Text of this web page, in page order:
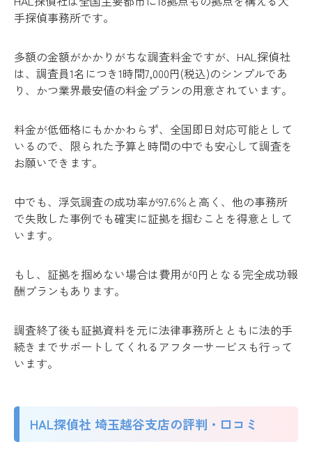
手探偵事務所です。
多額の金額がかかりがちな調査料金ですが、HAL探偵社
は、調査員1名につき1時間7,000円(税込)のシンプルであ
り、かつ業界最安値の料金プランの用意されています。
料金が低価格にもかかわらず、全国即日対応可能として
いるので、限られた予算と時間の中でも安心して調査を
お願いできます。
中でも、浮気調査の成功率が97.6％と高く、他の事務所
で失敗した事例でも確実に証拠を掴むことを得意として
います。
もし、証拠を掴めない場合は費用が0円となる完全成功報
酬プランもあります。
調査終了後も証拠資料を元に法律事務所とともに法的手
続きまでサポートしてくれるアフターサービスも行って
います。
HAL探偵社 埼玉越谷支店の評判・口コミ